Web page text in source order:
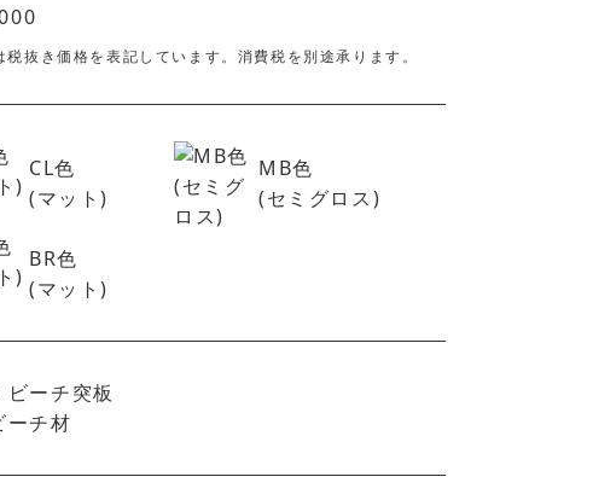
抜き価格を表記しています。消費税を別途承ります。
CL色
(マット)
MB色
(セミグロス)
BR色
(マット)
ビーチ突板
ーチ材